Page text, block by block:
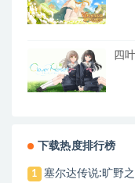
四
下载热度排行榜
1
塞尔达传说:旷野